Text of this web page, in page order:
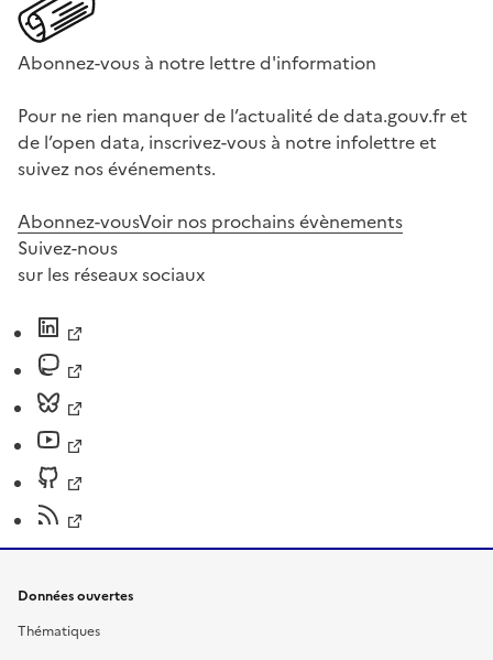
Abonnez-vous à notre lettre d'information
Pour ne rien manquer de l’actualité de data.gouv.fr et
de l’open data, inscrivez-vous à notre infolettre et
suivez nos événements.
Abonnez-vousVoir nos prochains évènements
Suivez-nous
sur les réseaux sociaux
Données ouvertes
Thématiques